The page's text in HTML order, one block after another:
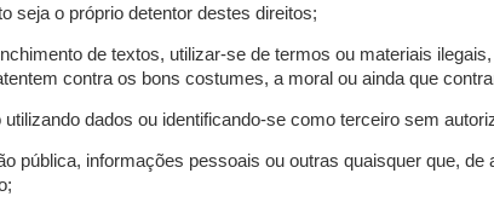
seja o próprio detentor destes direitos;
de textos, utilizar-se de termos ou materiais
contra os bons costumes, a moral ou ainda que
dados ou identificando-se como terceiro sem
pública, informações pessoais ou outras quaisquer que,